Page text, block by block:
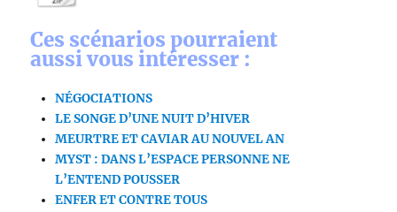
Ces scénarios pourraient
aussi vous intéresser :
NÉGOCIATIONS
LE SONGE D’UNE NUIT D’HIVER
MEURTRE ET CAVIAR AU NOUVEL AN
MYST : DANS L’ESPACE PERSONNE NE
L’ENTEND POUSSER
ENFER ET CONTRE TOUS